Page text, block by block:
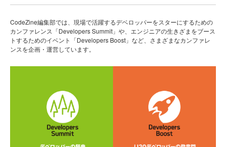
CodeZine編集部では、現場で活躍するデベロッパーをスターにするための
カンファレンス「Developers Summit」や、エンジニアの生きざまをブース
トするためのイベント「Developers Boost」など、さまざまなカンファレ
ンスを企画・運営しています。